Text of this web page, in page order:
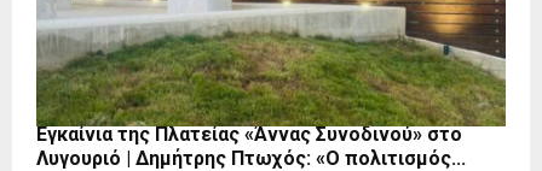
Εγκαίνια της Πλατείας «Άννας Συνοδινού» στο
Λυγουριό | Δημήτρης Πτωχός: «Ο πολιτισμός...